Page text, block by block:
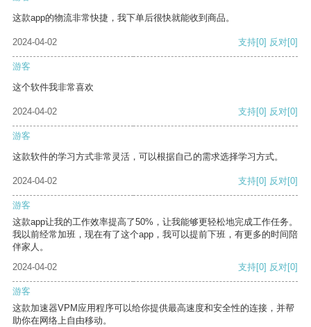
这款app的物流非常快捷，我下单后很快就能收到商品。
2024-04-02 支持[0] 反对[0]
游客
这个软件我非常喜欢
2024-04-02 支持[0] 反对[0]
游客
这款软件的学习方式非常灵活，可以根据自己的需求选择学习方式。
2024-04-02 支持[0] 反对[0]
游客
这款app让我的工作效率提高了50%，让我能够更轻松地完成工作任务。
我以前经常加班，现在有了这个app，我可以提前下班，有更多的时间陪
伴家人。
2024-04-02
支持[0] 反对[0]
游客
这款加速器VPM应用程序可以给你提供最高速度和安全性的连接，并帮
助你在网络上自由移动。